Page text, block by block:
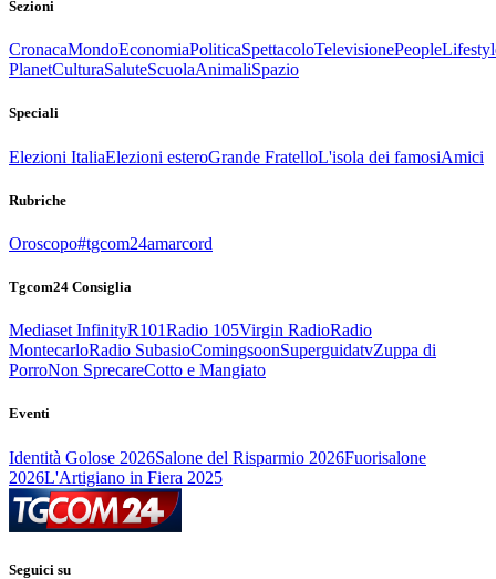
Sezioni
CronacaMondoEconomiaPoliticaSpettacoloTelevisionePeople
PlanetCulturaSaluteScuolaAnimaliSpazio
Speciali
Elezioni ItaliaElezioni esteroGrande FratelloL'isola dei famosiAmici
Rubriche
Oroscopo#tgcom24amarcord
Tgcom24 Consiglia
Mediaset InfinityR101Radio 105Virgin RadioRadio
MontecarloRadio SubasioComingsoonSuperguidatvZuppa di
PorroNon SprecareCotto e Mangiato
Eventi
Identità Golose 2026Salone del Risparmio 2026Fuorisalone
2026L'Artigiano in Fiera 2025
Seguici su